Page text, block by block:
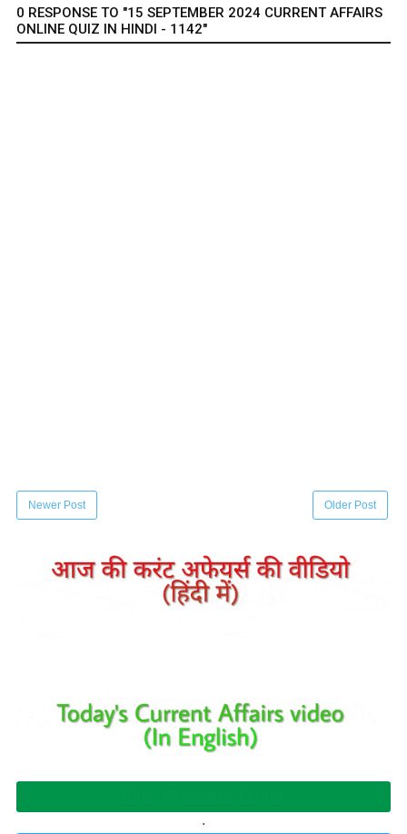
0 RESPONSE TO "15 SEPTEMBER 2024 CURRENT AFFAIRS
ONLINE QUIZ IN HINDI - 1142"
Newer Post Older Post
.